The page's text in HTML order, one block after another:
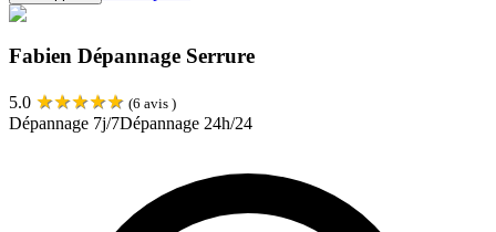
Fabien Dépannage Serrure
5.0 ★★★★★ (6 avis )
Dépannage 7j/7Dépannage 24h/24